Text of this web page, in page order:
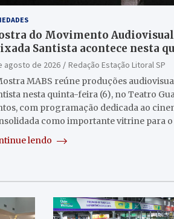
do Movimento Audiovisual
Santista acontece nesta
Teatro Guarany
agosto de 2026
Redação Estação Litoral SP
MABS reúne produções
nesta quinta-feira (6), no Teatro
com programação dedicada ao
como importante vitrine para
lendo